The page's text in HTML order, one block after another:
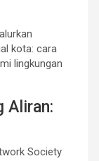
kota: cara
lingkungan
Aliran:
Society